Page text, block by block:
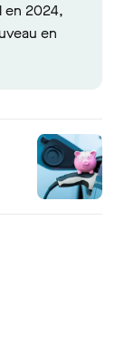
en 2024,
en